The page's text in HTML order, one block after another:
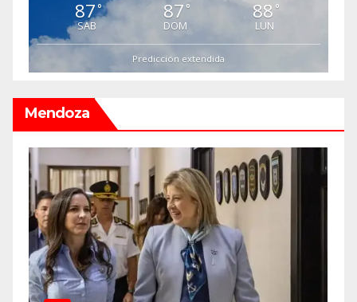
87°
SAB
87 °
DOM
88 °
LUN
Predicción extendida
Mendoza